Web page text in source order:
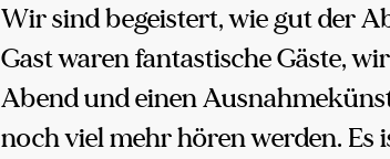
Wir sind begeistert, wie gut der
Gast waren fantastische Gäste,
Abend und einen
noch viel mehr hören werden. Es